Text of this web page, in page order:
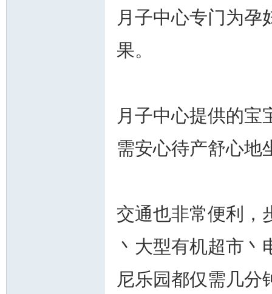
月子中心专门为孕
果。
月子中心提供的宝
需安心待产舒心地
交通也非常便利，
丶大型有机超市
尼乐园都仅需几分